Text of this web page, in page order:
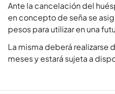
Ante la cancelación del
en concepto de seña se
pesos para utilizar en una
La misma deberá realizarse
meses y estará sujeta a